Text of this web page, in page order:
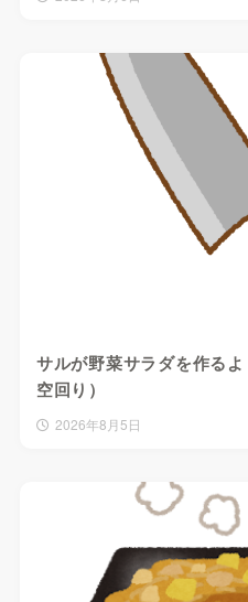
サルが野菜サラダを作る
空回り）
2026年8月5日